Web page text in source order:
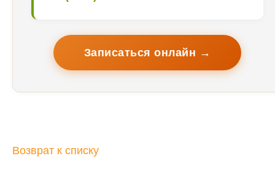
Записаться онлайн →
Возврат к списку